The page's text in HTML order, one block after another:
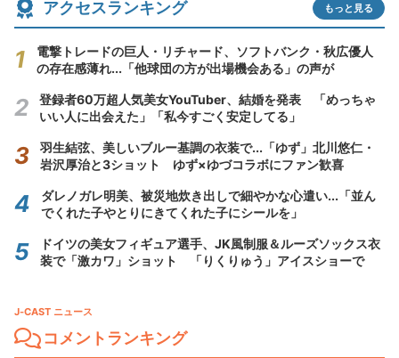
アクセスランキング もっと見る
電撃トレードの巨人・リチャード、ソフトバンク・秋広優人
の存在感薄れ...「他球団の方が出場機会ある」の声が
登録者60万超人気美女YouTuber、結婚を発表 「めっちゃ
いい人に出会えた」「私今すごく安定してる」
羽生結弦、美しいブルー基調の衣装で...「ゆず」北川悠仁・
岩沢厚治と3ショット ゆず×ゆづコラボにファン歓喜
ダレノガレ明美、被災地炊き出しで細やかな心遣い...「並ん
でくれた子やとりにきてくれた子にシールを」
ドイツの美女フィギュア選手、JK風制服＆ルーズソックス衣
装で「激カワ」ショット 「りくりゅう」アイスショーで
J-CAST ニュース
コメントランキング